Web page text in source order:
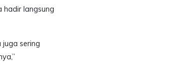
hadir langsung
sering